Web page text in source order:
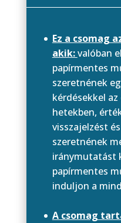
Ez a csomag
akik:valóban
papírmentes
szeretnének
kérdésekkel az
hetekben,
visszajelzést
szeretnének
iránymutatást
papírmentes
induljon a
A csomag